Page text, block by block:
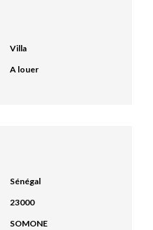
Villa
A louer
Sénégal
23000
SOMONE